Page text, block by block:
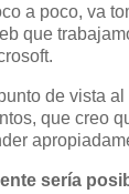
a poco, va
que
de vista
que creo
sería